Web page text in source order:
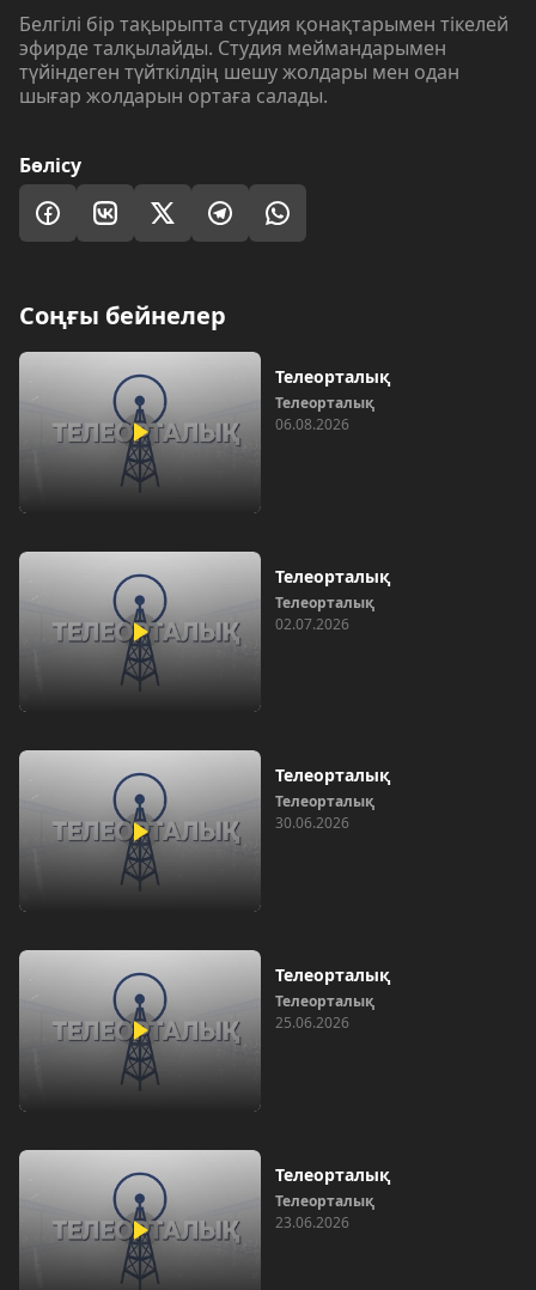
Белгілі бір тақырыпта студия қонақтарымен тікелей
эфирде талқылайды. Студия меймандарымен
түйіндеген түйткілдің шешу жолдары мен одан
шығар жолдарын ортаға салады.
Бөлісу
Соңғы бейнелер
Телеорталық
Телеорталық
06.08.2026
Телеорталық
Телеорталық
02.07.2026
Телеорталық
Телеорталық
30.06.2026
Телеорталық
Телеорталық
25.06.2026
Телеорталық
Телеорталық
23.06.2026